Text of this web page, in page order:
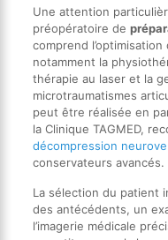
Une attention
préopératoire de
comprend
notamment la
thérapie au laser et la
microtraumatismes
peut être réalisée en
la Clinique TAGMED,
décompression
conservateurs avancés.
La sélection du patient
des antécédents, un
l’imagerie médicale